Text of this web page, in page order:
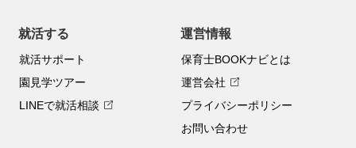
就活する
就活サポート
園見学ツアー
LINEで就活相談
運営情報
保育士BOOKナビとは
運営会社
プライバシーポリシー
お問い合わせ